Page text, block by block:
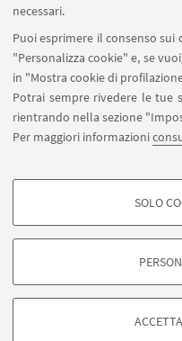
necessari.
Puoi esprimere il consenso
"Personalizza cookie" e, se
in "Mostra cookie di
Potrai sempre rivedere le tue
rientrando nella sezione
Per maggiori informazioni
COOKIE DI
degli utenti, creare profili in
di marketing.
SOLO
©Copyright 2026 - ALMA
Bologna - Via Zamboni, 33 -
Privacy
Note legali